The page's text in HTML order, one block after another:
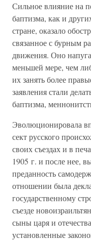
Сильное влияние на
баптизма, как и
стране, оказало
связанное с бурным
движения. Оно
меньшей мере, чем
их занять более
заявления стали
баптизма,
Эволюционировала
сект русского
своих съездах и в
1905 г. и после нее,
преданность
отношении была
государственному
съезде
сыны царя и
установленные